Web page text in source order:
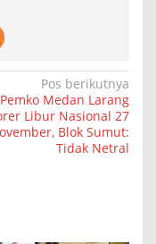
Pos berikutnya
Pemko Medan Larang
Libur Nasional 27
Blok Sumut:
Tidak Netral